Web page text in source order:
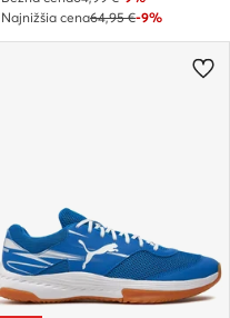
Najnižšia cena64,95 €-9%